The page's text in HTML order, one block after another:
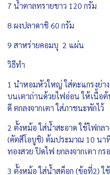
7 น้ำตาลทรายขาว 120 กรัม
8 ผงปลาดาชิ 60 กรัม
9 สาหร่ายคอมบุ 2 แผ่น
วิธีทำ
1 นำหอมหัวใหญ่ ใส่ตะแกรงย่
บนเตาถ่านด้วยไฟอ่อน ให้เนื้
ดี ตกลงจากเตา ใส่ภาชนะพักไว้
2 ตั้งหม้อ ใส่น้ำสะอาด ใช้ไฟกล
(คัตสึโอบูชิ) ต้มประมาณ 10 นา
ทองสวย ปิดไฟ ยกลงจากเตา กร
3 ตั้งหม้อ ใส่น้ำสต็อก (ข้อที่2) ใ